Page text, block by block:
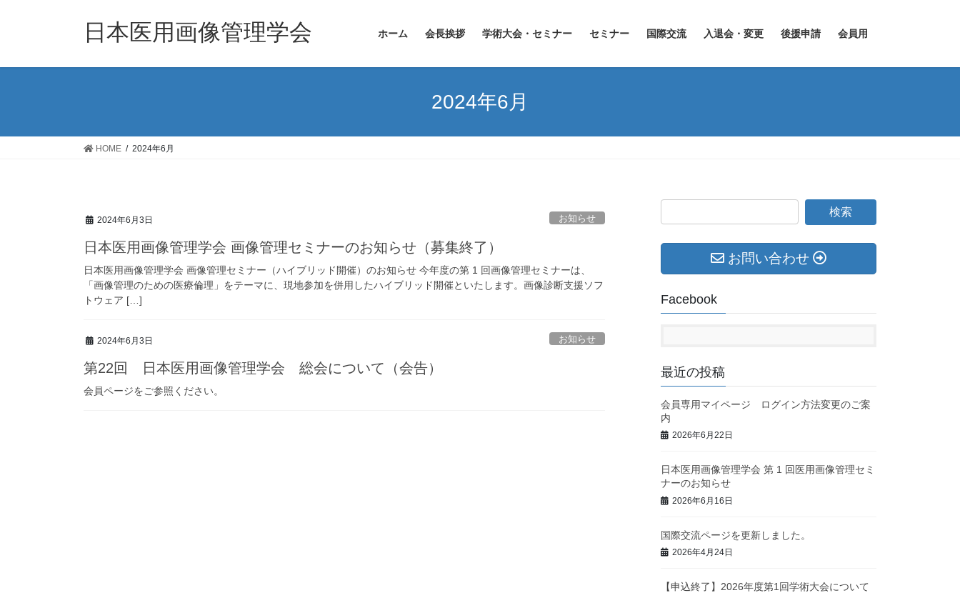
日本医用画像管理学会 ホーム 会長挨拶 学術大会・セミナー セミナー 国際交流 入退会・変更 後援申請 会員用
2024年6月
HOME 2024年6月
2024年6月3日 お知らせ
日本医用画像管理学会 画像管理セミナーのお知らせ（募集終了）
日本医用画像管理学会 画像管理セミナー（ハイブリッド開催）のお知らせ 今年度の第 1 回画像管理セミナーは、
「画像管理のための医療倫理」をテーマに、現地参加を併用したハイブリッド開催といたします。画像診断支援ソフ
トウェア […]
2024年6月3日 お知らせ
第22回 日本医用画像管理学会 総会について（会告）
会員ページをご参照ください。
お問い合わせ
Facebook
最近の投稿
会員専用マイページ ログイン方法変更のご案
内
2026年6月22日
日本医用画像管理学会 第 1 回医用画像管理セミ
ナーのお知らせ
2026年6月16日
国際交流ページを更新しました。
2026年4月24日
【申込終了】2026年度第1回学術大会について